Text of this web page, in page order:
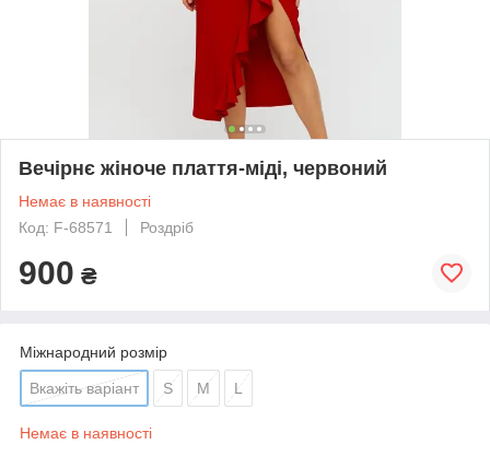
Вечірнє жіноче плаття-міді, червоний
Немає в наявності
Код: F-68571
Роздріб
900 ₴
Міжнародний розмір
Вкажіть варіант S M L
Немає в наявності